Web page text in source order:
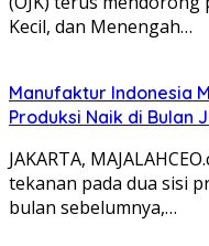
Kecil, dan Menengah…
Manufaktur Indonesia
Produksi Naik di Bulan
JAKARTA,
tekanan pada dua sisi
bulan sebelumnya,…